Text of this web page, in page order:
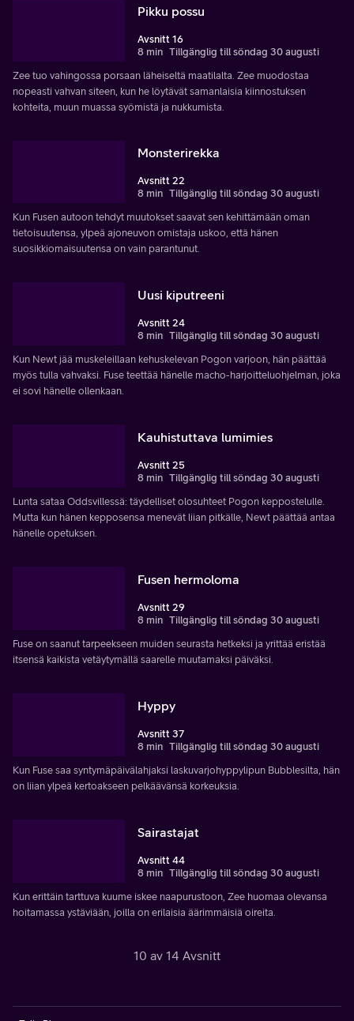
Pikku possu
Avsnitt 16
8 min Tillgänglig till söndag 30 augusti
Zee tuo vahingossa porsaan läheiseltä maatilalta. Zee muodostaa
nopeasti vahvan siteen, kun he löytävät samanlaisia ​​kiinnostuksen
kohteita, muun muassa syömistä ja nukkumista.
Monsterirekka
Avsnitt 22
8 min Tillgänglig till söndag 30 augusti
Kun Fusen autoon tehdyt muutokset saavat sen kehittämään oman
tietoisuutensa, ylpeä ajoneuvon omistaja uskoo, että hänen
suosikkiomaisuutensa on vain parantunut.
Uusi kiputreeni
Avsnitt 24
8 min Tillgänglig till söndag 30 augusti
Kun Newt jää muskeleillaan kehuskelevan Pogon varjoon, hän päättää
myös tulla vahvaksi. Fuse teettää hänelle macho-harjoitteluohjelman, joka
ei sovi hänelle ollenkaan.
Kauhistuttava lumimies
Avsnitt 25
8 min Tillgänglig till söndag 30 augusti
Lunta sataa Oddsvillessä: täydelliset olosuhteet Pogon keppostelulle.
Mutta kun hänen kepposensa menevät liian pitkälle, Newt päättää antaa
hänelle opetuksen.
Fusen hermoloma
Avsnitt 29
8 min Tillgänglig till söndag 30 augusti
Fuse on saanut tarpeekseen muiden seurasta hetkeksi ja yrittää eristää
itsensä kaikista vetäytymällä saarelle muutamaksi päiväksi.
Hyppy
Avsnitt 37
8 min Tillgänglig till söndag 30 augusti
Kun Fuse saa syntymäpäivälahjaksi laskuvarjohyppylipun Bubblesilta, hän
on liian ylpeä kertoakseen pelkäävänsä korkeuksia.
Sairastajat
Avsnitt 44
8 min Tillgänglig till söndag 30 augusti
Kun erittäin tarttuva kuume iskee naapurustoon, Zee huomaa olevansa
hoitamassa ystäviään, joilla on erilaisia ​​äärimmäisiä oireita.
10 av 14 Avsnitt